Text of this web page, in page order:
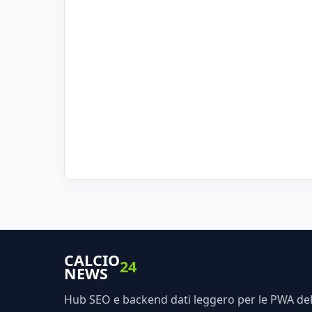
CALCIO
NEWS 24
Hub SEO e backend dati leggero per le PWA